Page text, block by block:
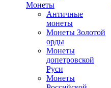
Монеты
Античные
монеты
Монеты Золотой
орды
Монеты
допетровской
Руси
Монеты